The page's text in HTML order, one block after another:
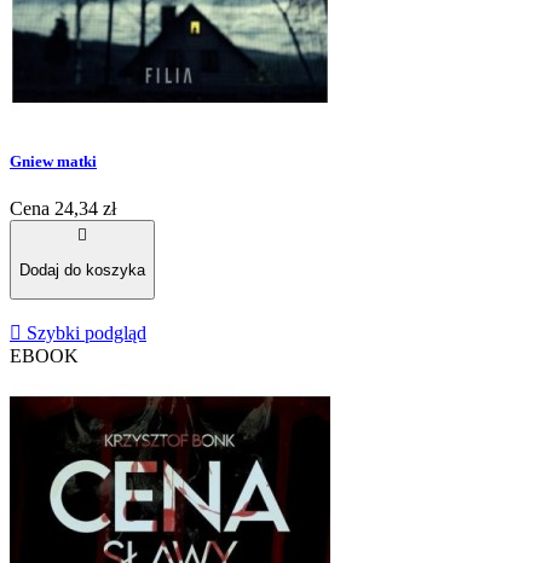
Gniew matki
Cena 24,34 zł

Dodaj do koszyka
 Szybki podgląd
EBOOK